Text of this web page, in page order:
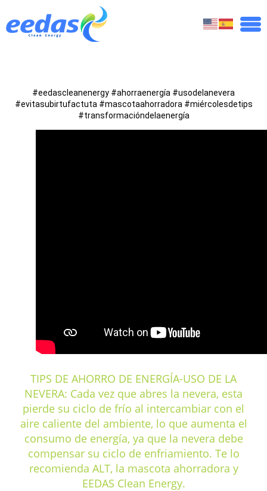
#eedascleanenergy #ahorraenergía #usodelanevera
#evitasubirtufactuta #mascotaahorradora #miércolesdetips
#transformacióndelaenergía
TIPS DE AHORRO DE ENERGÍA-USO DE LA
NEVERA: Cada vez que abres la nevera, esta
pierde su ciclo de frío al intercambiar con el
aire caliente del ambiente, lo que aumenta el
consumo de energía, ya que la nevera debe
compensar su ciclo de enfriamiento. Te lo
recomienda ALT, la mascota ahorradora y
EEDAS Clean Energy.